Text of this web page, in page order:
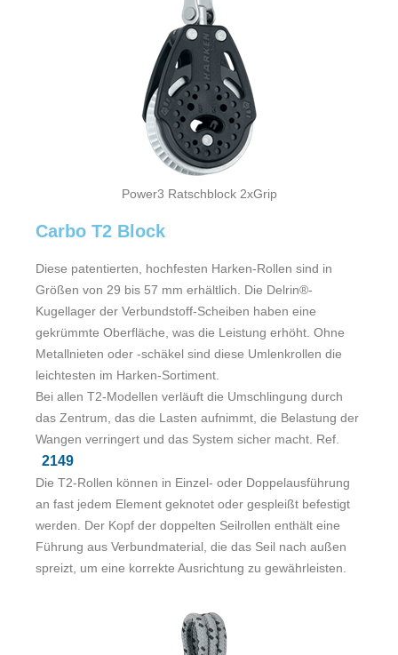
Power3 Ratschblock 2xGrip
Carbo T2 Block
Diese patentierten, hochfesten Harken-Rollen sind in
Größen von 29 bis 57 mm erhältlich. Die Delrin®-
Kugellager der Verbundstoff-Scheiben haben eine
gekrümmte Oberfläche, was die Leistung erhöht. Ohne
Metallnieten oder -schäkel sind diese Umlenkrollen die
leichtesten im Harken-Sortiment.
Bei allen T2-Modellen verläuft die Umschlingung durch
das Zentrum, das die Lasten aufnimmt, die Belastung der
Wangen verringert und das System sicher macht. Ref.
2149
Die T2-Rollen können in Einzel- oder Doppelausführung
an fast jedem Element geknotet oder gespleißt befestigt
werden. Der Kopf der doppelten Seilrollen enthält eine
Führung aus Verbundmaterial, die das Seil nach außen
spreizt, um eine korrekte Ausrichtung zu gewährleisten.